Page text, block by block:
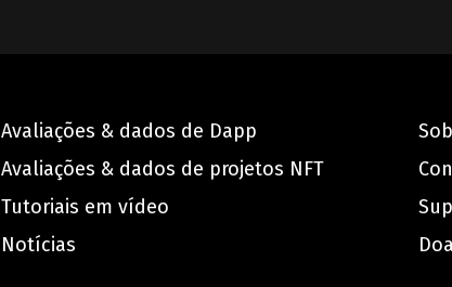
Avaliações & dados de Dapp
Avaliações & dados de projetos NFT
Tutoriais em vídeo
Notícias